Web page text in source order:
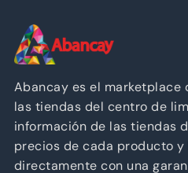
Abancay es el marketplace
las tiendas del centro de
información de las tiendas
precios de cada producto
directamente con una